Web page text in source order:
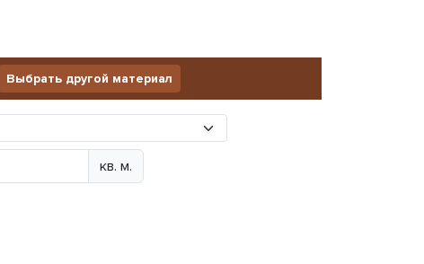
Выбрать другой материал
кв. м.